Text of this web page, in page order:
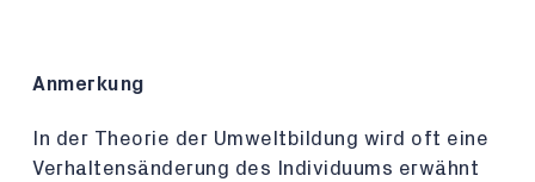
Anmerkung
In der Theorie der Umweltbildung wird oft eine
Verhaltensänderung des Individuums erwähnt